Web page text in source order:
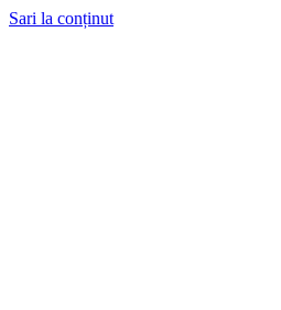
Sari la conținut